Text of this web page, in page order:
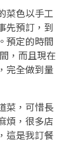
菜色以手工
先預訂，到
預定的時間
，而且現在
完全做到量
菜，可惜長
煩，很多店
這是我訂餐